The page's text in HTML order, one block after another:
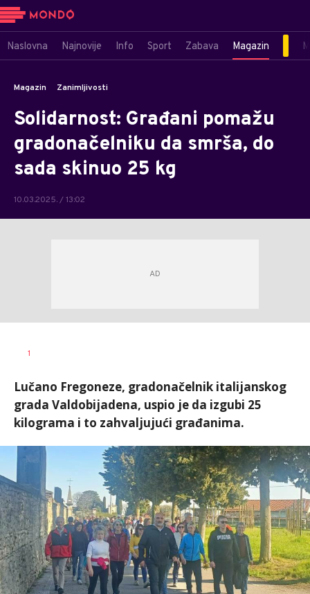
Naslovna Najnovije Info Sport Zabava Magazin
Magazin Zanimljivosti
Solidarnost: Građani pomažu
gradonačelniku da smrša, do
sada skinuo 25 kg
10.03.2025. / 13:02
AUTOR
1
Lučano Fregoneze, gradonačelnik italijanskog
grada Valdobijadena, uspio je da izgubi 25
kilograma i to zahvaljujući građanima.